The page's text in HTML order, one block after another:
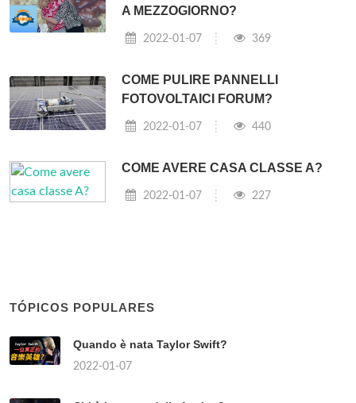
A MEZZOGIORNO?
2022-01-07 369
COME PULIRE PANNELLI
FOTOVOLTAICI FORUM?
2022-01-07 440
COME AVERE CASA CLASSE A?
2022-01-07 227
TÓPICOS POPULARES
Quando è nata Taylor Swift?
2022-01-07